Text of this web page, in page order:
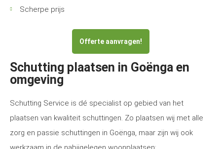
Scherpe prijs
Offerte aanvragen!
Schutting plaatsen in Goënga en
omgeving
Schutting Service is dé specialist op gebied van het
plaatsen van kwaliteit schuttingen. Zo plaatsen wij met alle
zorg en passie schuttingen in Goënga, maar zijn wij ook